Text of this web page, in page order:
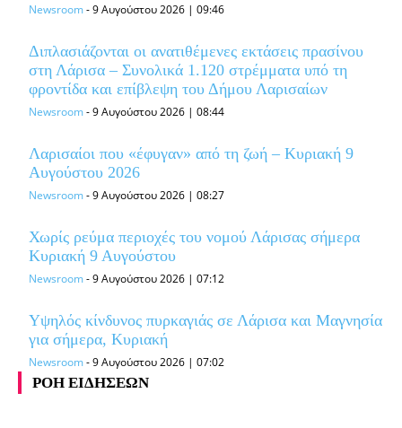
Newsroom-9 Αυγούστου 2026 | 09:46
Διπλασιάζονται οι ανατιθέμενες εκτάσεις πρασίνου
στη Λάρισα – Συνολικά 1.120 στρέμματα υπό τη
φροντίδα και επίβλεψη του Δήμου Λαρισαίων
Newsroom-9 Αυγούστου 2026 | 08:44
Λαρισαίοι που «έφυγαν» από τη ζωή – Κυριακή 9
Αυγούστου 2026
Newsroom-9 Αυγούστου 2026 | 08:27
Χωρίς ρεύμα περιοχές του νομού Λάρισας σήμερα
Κυριακή 9 Αυγούστου
Newsroom-9 Αυγούστου 2026 | 07:12
Υψηλός κίνδυνος πυρκαγιάς σε Λάρισα και Μαγνησία
για σήμερα, Κυριακή
Newsroom-9 Αυγούστου 2026 | 07:02
ΡΟΗ ΕΙΔΗΣΕΩΝ